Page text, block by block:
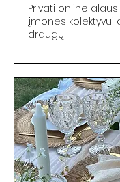
Privati online
įmonės kolektyvui
draugų